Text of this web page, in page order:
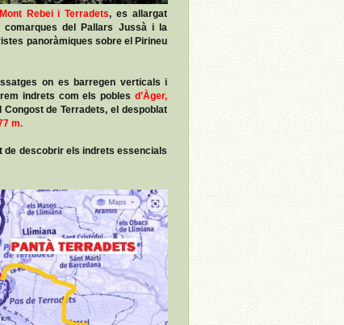
Rebei i Terradets, es allargat
comarques del Pallars Jussà i la
panoràmiques sobre el Pirineu
on es barregen verticals i
indrets com els poblesd’Àger,
de Terradets, el despoblat
m.
de descobrir els indrets essencials